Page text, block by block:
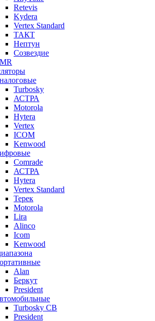
Retevis
Kydera
Vertex Standard
ТАКТ
Нептун
Созвездие
Turbosky
АСТРА
Motorola
Hytera
Vertex
ICOM
Kenwood
Comrade
АСТРА
Hytera
Vertex Standard
Терек
Motorola
Lira
Alinco
Icom
Kenwood
Alan
Беркут
President
Turbosky CB
President